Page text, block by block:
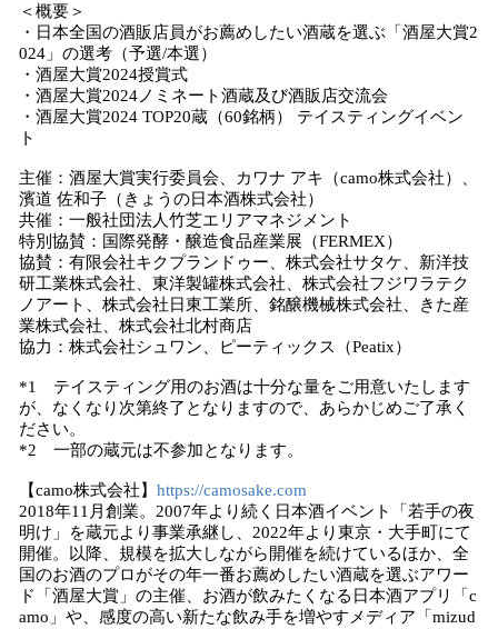
＜概要＞
・日本全国の酒販店員がお薦めしたい酒蔵を選ぶ「酒屋大賞2
024」の選考（予選/本選）
・酒屋大賞2024授賞式
・酒屋大賞2024ノミネート酒蔵及び酒販店交流会
・酒屋大賞2024 TOP20蔵（60銘柄） テイスティングイベン
ト
主催：酒屋大賞実行委員会、カワナ アキ（camo株式会社）、
濱道 佐和子（きょうの日本酒株式会社）
共催：一般社団法人竹芝エリアマネジメント
特別協賛：国際発酵・醸造食品産業展（FERMEX）
協賛：有限会社キクプランドゥー、株式会社サタケ、新洋技
研工業株式会社、東洋製罐株式会社、株式会社フジワラテク
ノアート、株式会社日東工業所、銘醸機械株式会社、きた産
業株式会社、株式会社北村商店
協力：株式会社シュワン、ピーティックス（Peatix）
*1 テイスティング用のお酒は十分な量をご用意いたします
が、なくなり次第終了となりますので、あらかじめご了承く
ださい。
*2 一部の蔵元は不参加となります。
【camo株式会社】 https://camosake.com
2018年11月創業。2007年より続く日本酒イベント「若手の夜
明け」を蔵元より事業承継し、2022年より東京・大手町にて
開催。以降、規模を拡大しながら開催を続けているほか、全
国のお酒のプロがその年一番お薦めしたい酒蔵を選ぶアワー
ド「酒屋大賞」の主催、お酒が飲みたくなる日本酒アプリ「c
amo」や、感度の高い新たな飲み手を増やすメディア「mizud